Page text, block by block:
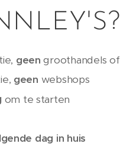
geen groothandels
geen webshops
om te starten
dag in huis